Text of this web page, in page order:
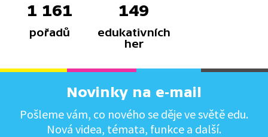
1 161
pořadů
149
edukativních
her
Novinky na e-mail
Pošleme vám, co nového se děje ve světě edu.
Nová videa, témata, funkce a další.